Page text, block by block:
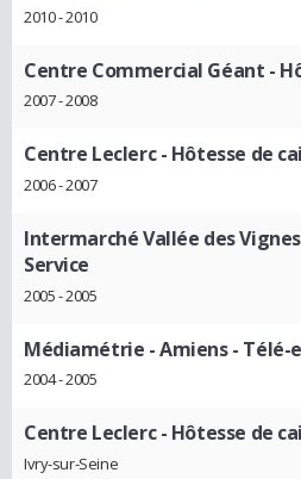
2010 - 2010
Centre Commercial Géant -
2007 - 2008
Centre Leclerc- Hôtesse de
2006 - 2007
Intermarché Vallée des Vignes
Service
2005 - 2005
Médiamétrie - Amiens- Télé-
2004 - 2005
Centre Leclerc- Hôtesse de
Ivry-sur-Seine